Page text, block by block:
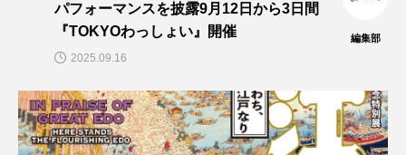
パフォーマンスを披露9月12日から3日間
『TOKYOわっしょい』開催
編集部
2025.09.16